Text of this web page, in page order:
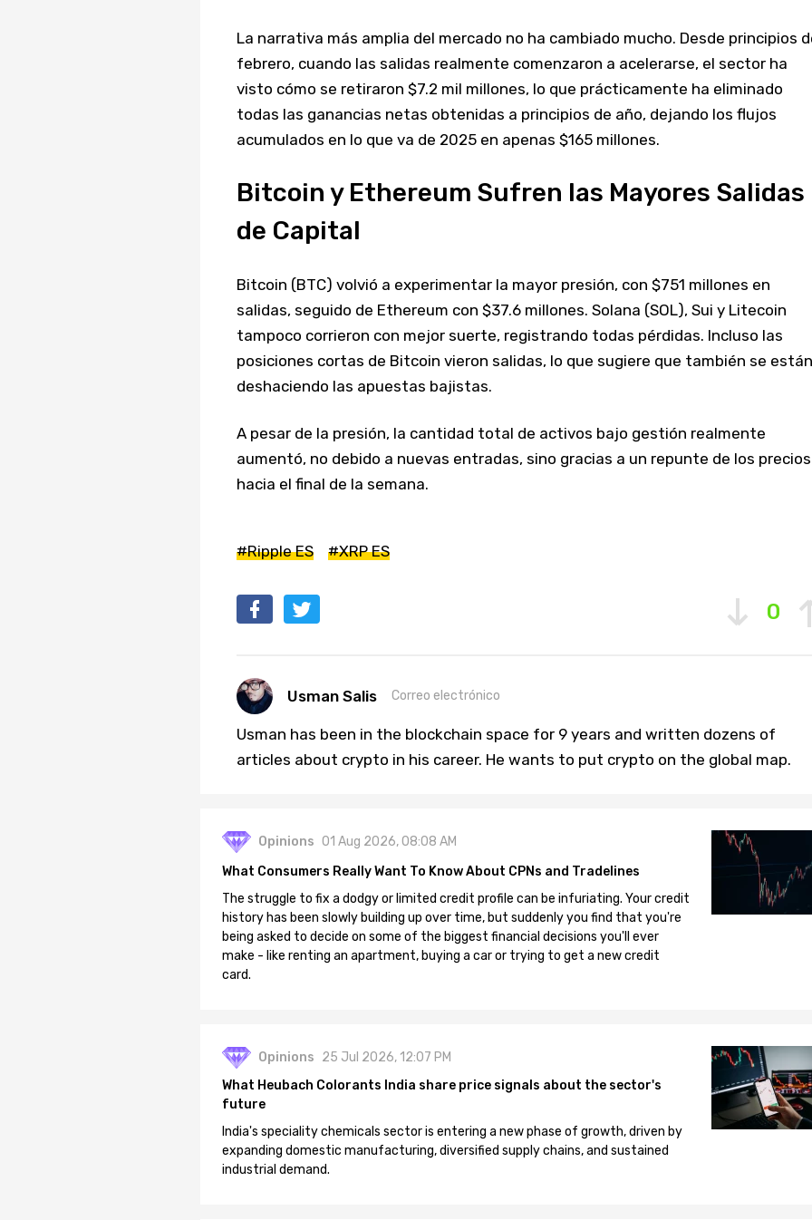
La narrativa más amplia del mercado no ha cambiado mucho. Desde principios
febrero, cuando las salidas realmente comenzaron a acelerarse, el sector ha
visto cómo se retiraron $7.2 mil millones, lo que prácticamente ha eliminado
todas las ganancias netas obtenidas a principios de año, dejando los flujos
acumulados en lo que va de 2025 en apenas $165 millones.
Bitcoin y Ethereum Sufren las Mayores Salidas
de Capital
Bitcoin (BTC) volvió a experimentar la mayor presión, con $751 millones en
salidas, seguido de Ethereum con $37.6 millones. Solana (SOL), Sui y Litecoin
tampoco corrieron con mejor suerte, registrando todas pérdidas. Incluso las
posiciones cortas de Bitcoin vieron salidas, lo que sugiere que también se están
deshaciendo las apuestas bajistas.
A pesar de la presión, la cantidad total de activos bajo gestión realmente
aumentó, no debido a nuevas entradas, sino gracias a un repunte de los precios
hacia el final de la semana.
#Ripple ES #XRP ES
0
Usman Salis Correo electrónico
Usman has been in the blockchain space for 9 years and written dozens of
articles about crypto in his career. He wants to put crypto on the global map.
Opinions 01 Aug 2026, 08:08 AM
What Consumers Really Want To Know About CPNs and Tradelines
The struggle to fix a dodgy or limited credit profile can be infuriating. Your credit
history has been slowly building up over time, but suddenly you find that you're
being asked to decide on some of the biggest financial decisions you'll ever
make - like renting an apartment, buying a car or trying to get a new credit
card.
Opinions 25 Jul 2026, 12:07 PM
What Heubach Colorants India share price signals about the sector's
future
India's speciality chemicals sector is entering a new phase of growth, driven by
expanding domestic manufacturing, diversified supply chains, and sustained
industrial demand.